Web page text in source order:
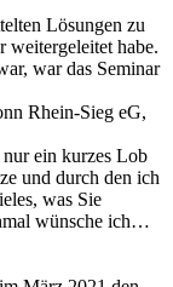
Lösungen zu
weitergeleitet habe.
war das Seminar
Rhein-Sieg eG,
ein kurzes Lob
und durch den ich
was Sie
wünsche ich…